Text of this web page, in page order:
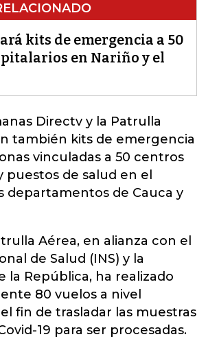
kits de emergencia a 50
en Nariño y el
Directv y la Patrulla
también kits de emergencia
vinculadas a 50 centros
puestos de salud en el
departamentos de Cauca y
Aérea, en alianza con el
de Salud (INS) y la
la República, ha realizado
80 vuelos a nivel
fin de trasladar las muestras
19 para ser procesadas.